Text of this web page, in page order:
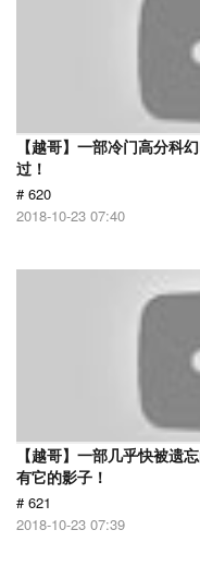
【越哥】一部冷门高分科
过！
# 620
2018-10-23 07:40
【越哥】一部几乎快被遗
有它的影子！
# 621
2018-10-23 07:39